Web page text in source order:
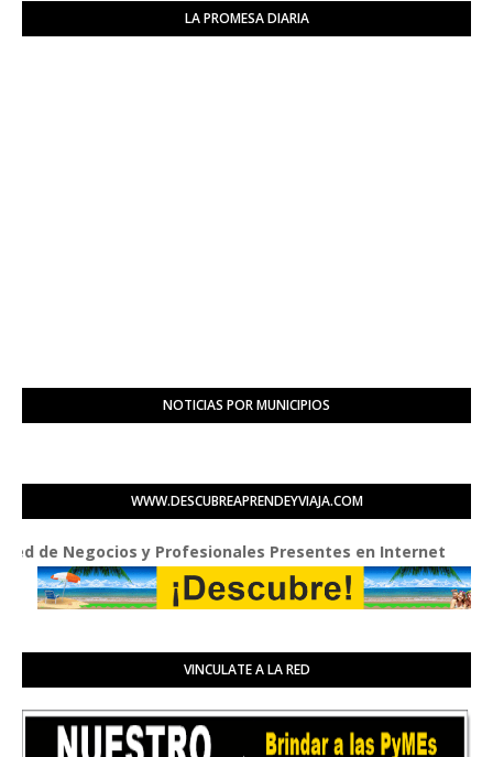
LA PROMESA DIARIA
NOTICIAS POR MUNICIPIOS
WWW.DESCUBREAPRENDEYVIAJA.COM
y Profesionales Presentes en Internet
VINCULATE A LA RED